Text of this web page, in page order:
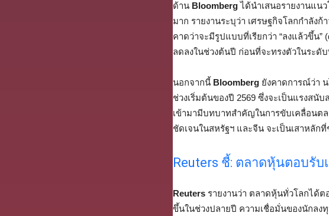
ด้าน Bloombergได้นำเสนอรายงานแน
มาก รายงานระบุว่า เศรษฐกิจโลกกำลัง
คาดว่าจะมีรูปแบบที่เรียกว่า “ลงแล้วขึ้น
ลดลงในช่วงต้นปี ก่อนที่จะทรงตัวในระดั
นอกจากนี้ Bloomberg ยังคาดการณ์ว่า
ช่วงเริ่มต้นของปี 2569 ซึ่งจะเป็นแรงสนั
เข้ามามีบทบาทสำคัญในการขับเคลื่อน
ชัดเจนในสหรัฐฯ และจีน จะเป็นเสาหลัก
Reuters ชี้: ตลาดหุ้นตอบรั
Reuters รายงานว่า ตลาดหุ้นทั่วโลกได้
ขึ้นในช่วงปลายปี ความเชื่อมั่นของนักลง